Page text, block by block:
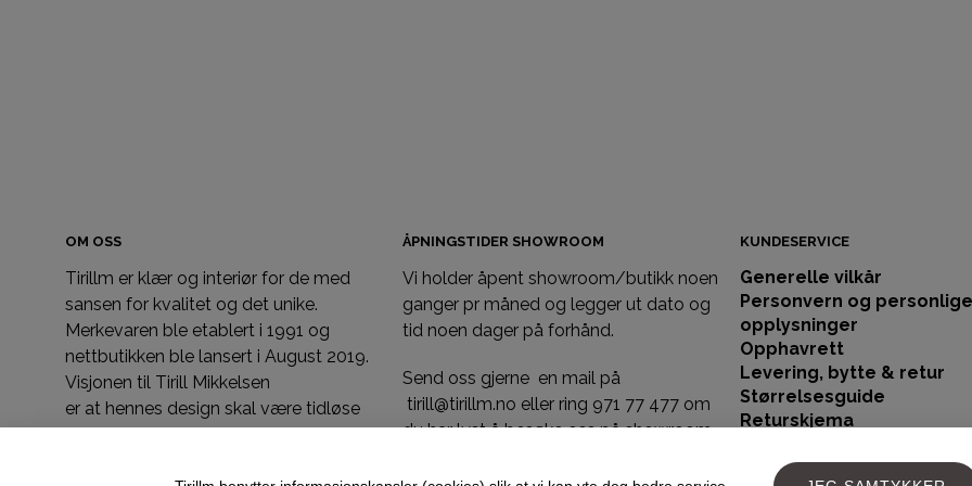
OM OSS
Tirillm er klær og interiør for de med
sansen for kvalitet og det unike.
Merkevaren ble etablert i 1991 og
nettbutikken ble lansert i August 2019.
Visjonen til Tirill Mikkelsen
er at hennes design skal være tidløse
produkter du skal kunne pakke bort og
ÅPNINGSTIDER SHOWROOM
Vi holder åpent showroom/butikk noen
ganger pr måned og legger ut dato og
tid noen dager på forhånd.
Send oss gjerne en mail på
tirill@tirillm.no eller ring 971 77 477 om
du har lyst å besøke oss på showroom
KUNDESERVICE
Generelle vilkår
Personvern og personlige
opplysninger
Opphavrett
Levering, bytte & retur
Størrelsesguide
Returskjema
Kontakt oss